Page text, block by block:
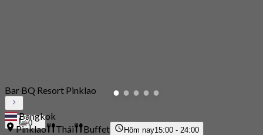
0
Bar BQ Resort Pinklao
Bangkok
Pinklao
Thái Buffet Hôm nay15:00 - 24:00